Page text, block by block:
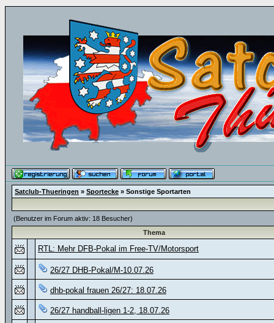
Satclub-Thueringen » Sportecke » Sonstige Sportarten
(Benutzer im Forum aktiv: 18 Besucher)
Thema
RTL: Mehr DFB-Pokal im Free-TV/Motorsport
26/27 DHB-Pokal/M-10.07.26
dhb-pokal frauen 26/27: 18.07.26
26/27 handball-ligen 1-2, 18.07.26